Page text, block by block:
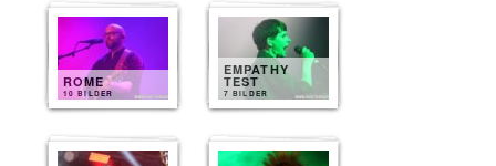
ROME
10 BILDER
EMPATHY
TEST
7 BILDER